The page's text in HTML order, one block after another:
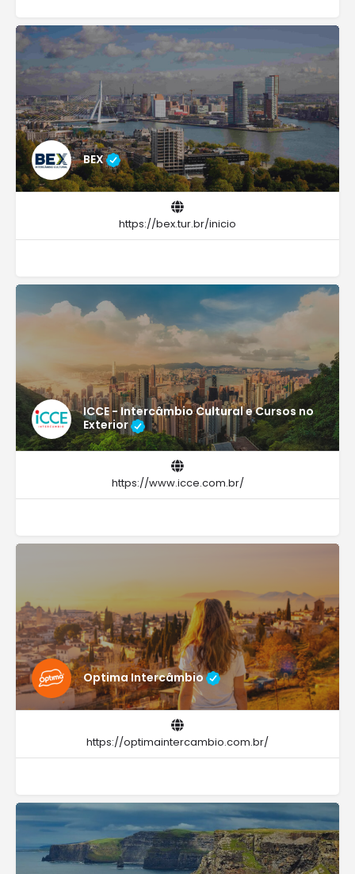
BEX
https://bex.tur.br/inicio
ICCE - Intercâmbio Cultural e Cursos no
Exterior
https://www.icce.com.br/
Optima Intercâmbio
https://optimaintercambio.com.br/